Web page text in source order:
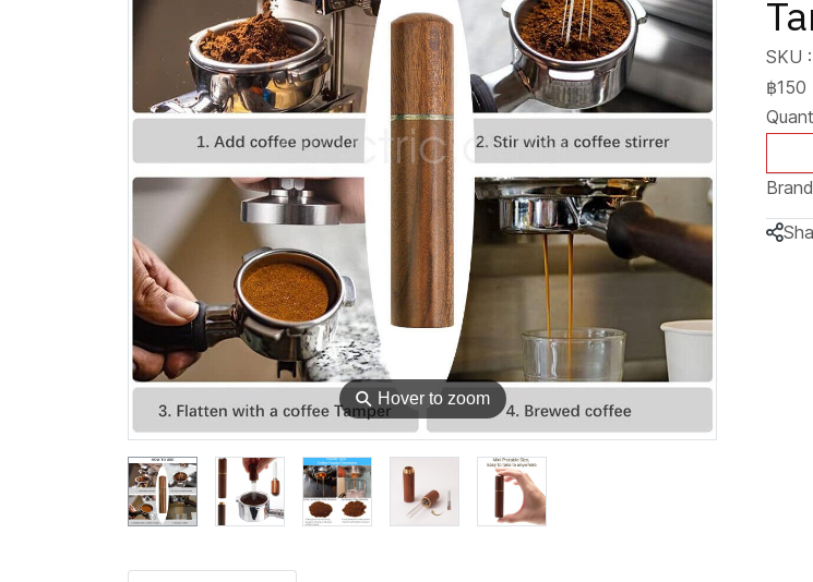
⚲ Hover to zoom
SKU
฿150